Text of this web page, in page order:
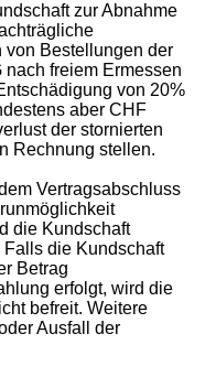
zur Abnahme
von Bestellungen der
nach freiem Ermessen
von 20%
aber CHF
der stornierten
Rechnung stellen.
Vertragsabschluss
die Kundschaft
die Kundschaft
Betrag
erfolgt, wird die
befreit. Weitere
Ausfall der